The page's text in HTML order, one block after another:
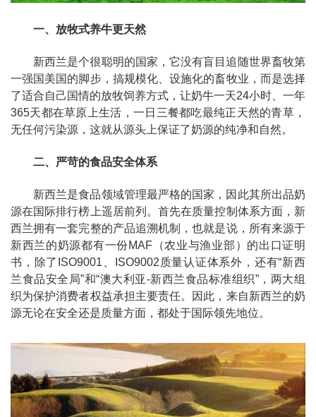
一、放牧式养牛更天然
新西兰是个很聪明的国家，它没有盲目追随世界畜牧第
一强国美国的脚步，搞规模化、设施化的畜牧业，而是选择
了适合自己国情的放牧饲养方式，让奶牛一天24小时、一年
365天都在草原上生活，一日三餐都吃最纯正天然的青草，
无任何污染源，这就从源头上保证了奶源的纯净和自然。
二、严苛的食品安全体系
新西兰是食品领域管理最严格的国家，因此其所出品奶
源在国际排行榜上遥居前列。首先在质量控制体系方面，新
西兰拥有一套完整的产品追溯机制，也就是说，所有来源于
新西兰的奶源都有一份MAF（农业与渔业部）的出口证明
书，除了ISO9001、ISO9002质量认证体系外，还有“新西
兰食品安全局”和“澳大利亚-新西兰食品标准组织”，两大组
织为保护消费者权益承担主要责任。因此，来自新西兰的奶
源无论在安全还是质量方面，都处于国际领先地位。